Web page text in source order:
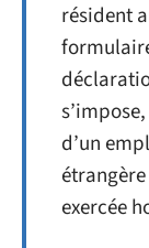
résident
d’un
exercée